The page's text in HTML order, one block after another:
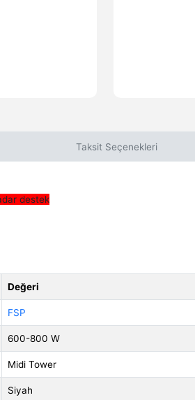
Taksit Seçenekleri
destek
Değeri
FSP
600-800 W
Midi Tower
Siyah